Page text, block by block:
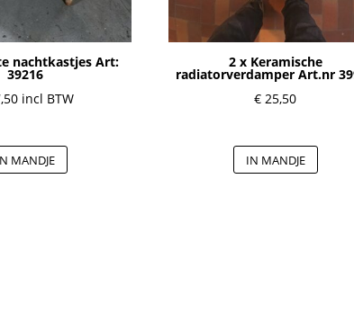
nachtkastjes Art:
39216
incl BTW
MANDJE
2 x Keramische
radiatorverdamper Art.nr
€ 25,50
IN MANDJE